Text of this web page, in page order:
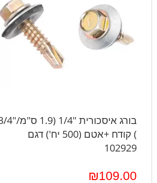
בורג איסכורית "1/4
) קודח +אטם (500 יח') דגם
102929
₪109.00